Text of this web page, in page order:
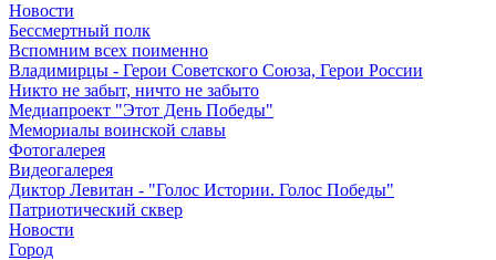
Новости
Бессмертный полк
Вспомним всех поименно
Владимирцы - Герои Советского Союза, Герои России
Никто не забыт, ничто не забыто
Медиапроект "Этот День Победы"
Мемориалы воинской славы
Фотогалерея
Видеогалерея
Диктор Левитан - "Голос Истории. Голос Победы"
Патриотический сквер
Новости
Город